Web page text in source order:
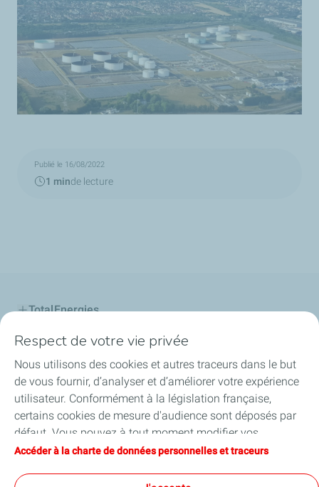
Publié le 16/08/2022
1 minde lecture
TotalEnergies
Le Projet
La concertation
Engagement & Valeurs
En cas d'alerte
Respect de votre vie privée
Nous utilisons des cookies et autres traceurs dans le but
de vous fournir, d’analyser et d’améliorer votre expérience
utilisateur. Conformément à la législation française,
certains cookies de mesure d'audience sont déposés par
défaut. Vous pouvez à tout moment modifier vos
paramètres de cookies en cliquant sur le bouton « Gérer
vous acceptez le dépôt de l’ensemble des cookies. Dans le
Accéder à la charte de données personnelles et traceurs